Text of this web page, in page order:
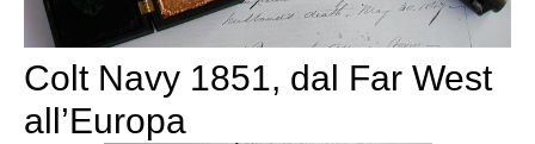
Colt Navy 1851, dal Far West
all’Europa